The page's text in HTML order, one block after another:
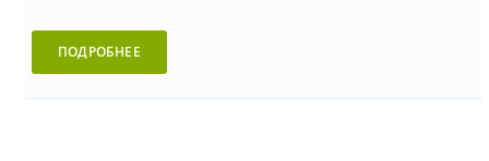
ПОДРОБНЕЕ